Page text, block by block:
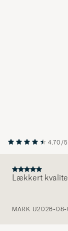
4.70/5
Lækkert
MARK U2026-08-